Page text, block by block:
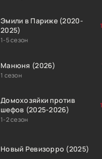
Эмили в Париже (2020-
2025)
1-5 сезон
Манюня (2026)
1 сезон
Домохозяйки против
шефов (2025-2026)
1-2 сезон
Новый Ревизорро (2025)